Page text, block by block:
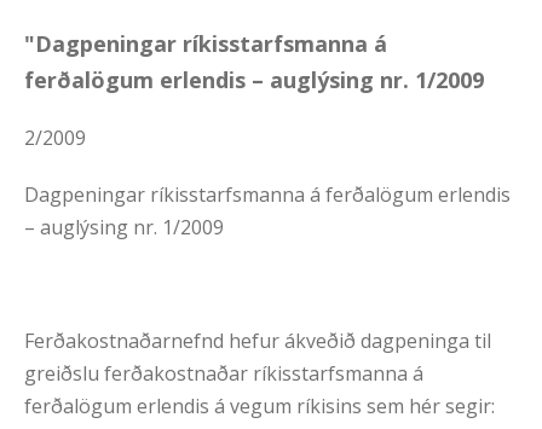
"Dagpeningar ríkisstarfsmanna á
ferðalögum erlendis – auglýsing nr. 1/2009
2/2009
Dagpeningar ríkisstarfsmanna á ferðalögum erlendis
– auglýsing nr. 1/2009
Ferðakostnaðarnefnd hefur ákveðið dagpeninga til
greiðslu ferðakostnaðar ríkisstarfsmanna á
ferðalögum erlendis á vegum ríkisins sem hér segir: